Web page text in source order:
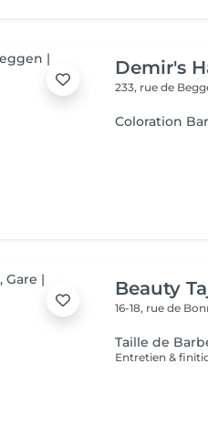
Demir's
233, rue de
Coloration
Beauty
16-18, rue de
Taille de
Entretien &